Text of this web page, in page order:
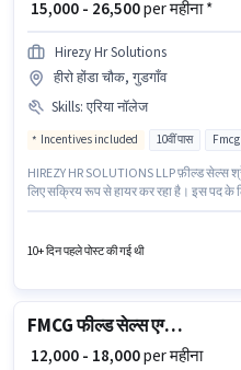
₹ 15,000 - 26,500per महीना *
Hirezy Hr Solutions
हीरो होंडा चौक, गुडगाँव
Skills: एरिया नॉलेज
Incentives included 10वीं पास Fmcg
HIREZY HR SOLUTIONS LLP फ़ील्ड सेल्स
लिए सक्रिय रूप से हायर कर रहा है। इस पद
सर्टिफिकेट होना अनिवार्य है। इस भूमिका के
10+ दिन पहले पोस्ट की गई थी
FMCG फील्ड सेल्स एग्जीक्यूटिव
₹ 12,000 - 18,000per महीना